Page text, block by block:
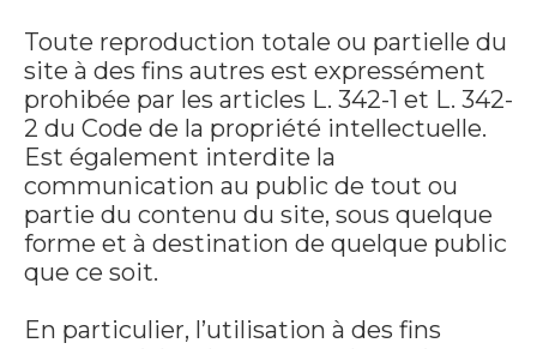
Toute reproduction totale ou partielle du
site à des fins autres est expressément
prohibée par les articles L. 342-1 et L. 342-
2 du Code de la propriété intellectuelle.
Est également interdite la
communication au public de tout ou
partie du contenu du site, sous quelque
forme et à destination de quelque public
que ce soit.
En particulier, l’utilisation à des fins